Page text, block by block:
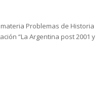
Problemas de Historia
“La Argentina post 2001 y